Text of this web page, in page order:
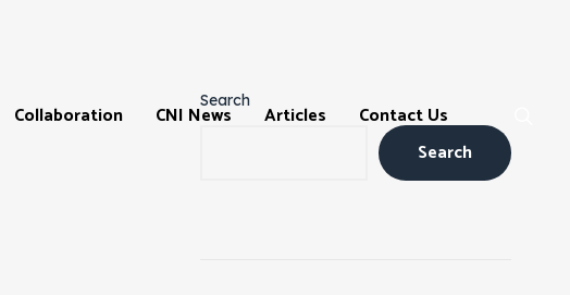
Collaboration CNI News Articles Contact Us
Search
Search